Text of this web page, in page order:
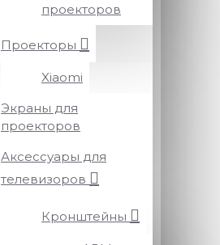
проекторов
Проекторы
Xiaomi
Экраны для
проекторов
Аксессуары для
телевизоров
Кронштейны